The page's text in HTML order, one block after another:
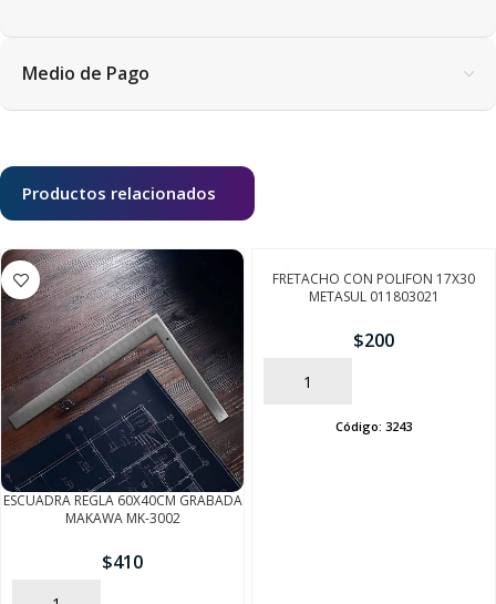
Medio de Pago
Productos relacionados
ESCUADRA REGLA 60X40CM GRABADA
MAKAWA MK-3002
$410
FRETACHO CON POLIFON 17X30
METASUL 011803021
$200
AÑADIR
Código: 3243